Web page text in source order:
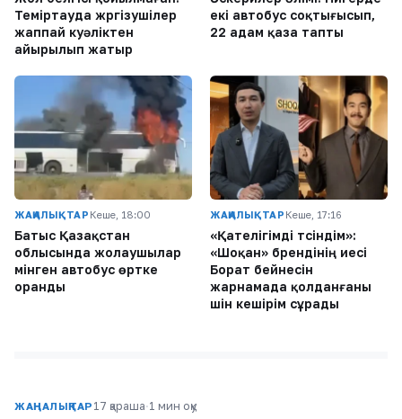
Теміртауда жүргізушілер
жаппай куәліктен
айырылып жатыр
екі автобус соқтығысып,
22 адам қаза тапты
ЖАҢАЛЫҚТАР Кеше, 18:00
Батыс Қазақстан
облысында жолаушылар
мінген автобус өртке
оранды
ЖАҢАЛЫҚТАР Кеше, 17:16
«Қателігімді түсіндім»:
«Шоқан» брендінің иесі
Борат бейнесін
жарнамада қолданғаны
үшін кешірім сұрады
ЖАҢАЛЫҚТАР 17 қараша·1 мин оқу